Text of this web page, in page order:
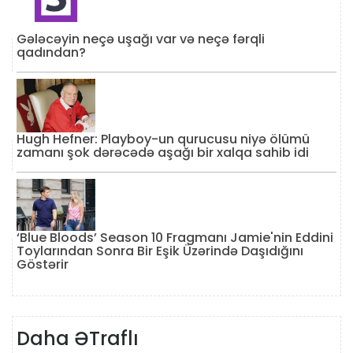
Gələcəyin neçə uşağı var və neçə fərqli
qadından?
Hugh Hefner: Playboy-un qurucusu niyə ölümü
zamanı şok dərəcədə aşağı bir xalqa sahib idi
‘Blue Bloods’ Season 10 Fragmanı Jamie'nin Eddini
Toylarından Sonra Bir Eşik Üzərində Daşıdığını
Göstərir
Daha ƏTraflı